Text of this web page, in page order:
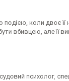
коли двоє її
вбивцею, але її
психолог,